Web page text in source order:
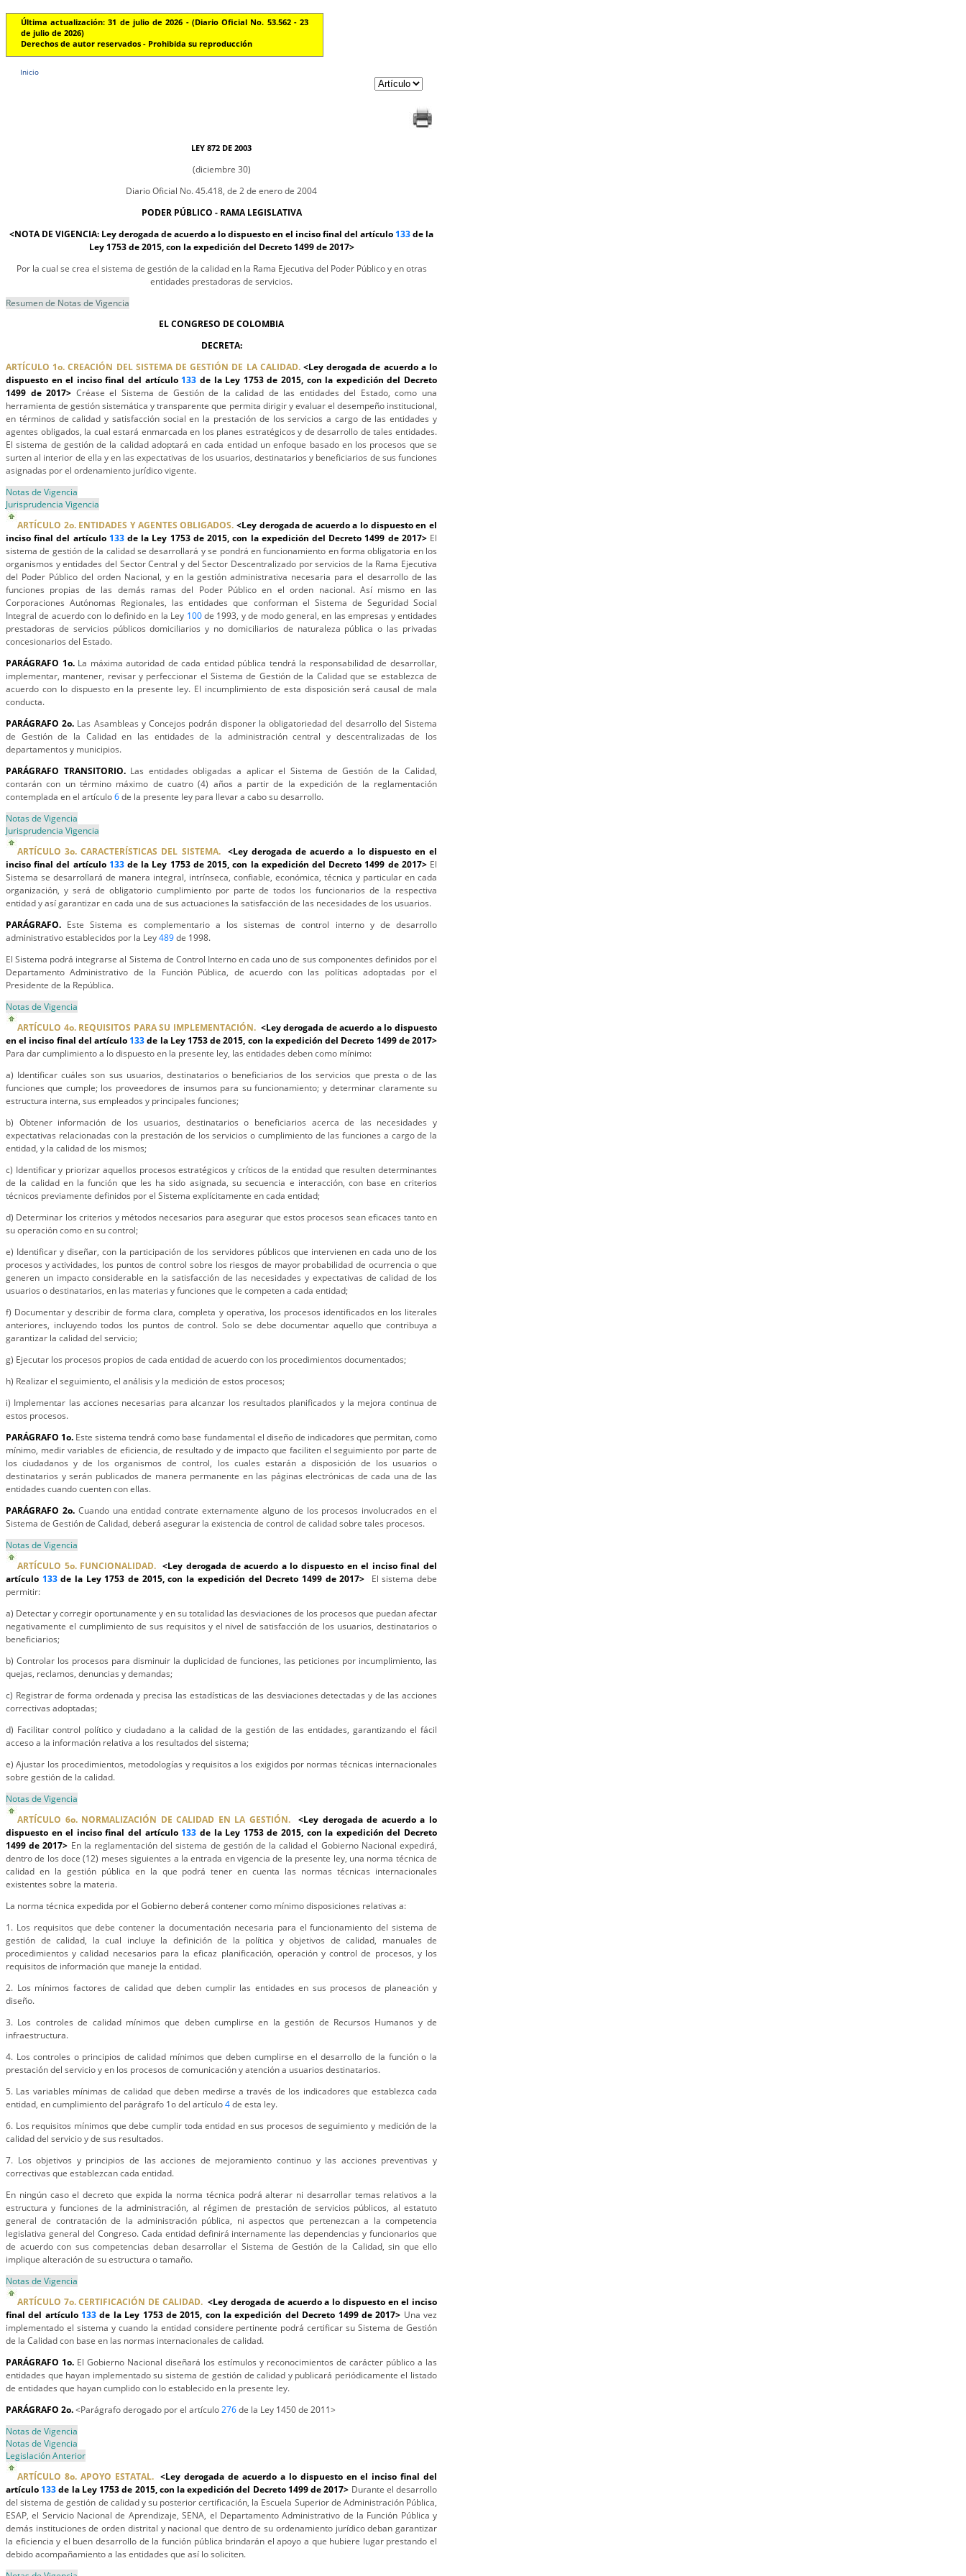
Última actualización: 31 de julio de 2026 - (Diario Oficial No. 53.562 - 23
de julio de 2026)
Derechos de autor reservados - Prohibida su reproducción
Inicio
LEY 872 DE 2003
(diciembre 30)
Diario Oficial No. 45.418, de 2 de enero de 2004
PODER PÚBLICO - RAMA LEGISLATIVA
<NOTA DE VIGENCIA: Ley derogada de acuerdo a lo dispuesto en el inciso final del artículo 133de la
Ley 1753 de 2015, con la expedición del Decreto 1499 de 2017>
Por la cual se crea el sistema de gestión de la calidad en la Rama Ejecutiva del Poder Público y en otras
entidades prestadoras de servicios.
Resumen de Notas de Vigencia
EL CONGRESO DE COLOMBIA
DECRETA:
ARTÍCULO 1o. CREACIÓN DEL SISTEMA DE GESTIÓN DE LA CALIDAD. <Ley derogada de acuerdo a lo
dispuesto en el inciso final del artículo 133 de la Ley 1753 de 2015, con la expedición del Decreto
1499 de 2017> Créase el Sistema de Gestión de la calidad de las entidades del Estado, como una
herramienta de gestión sistemática y transparente que permita dirigir y evaluar el desempeño institucional,
en términos de calidad y satisfacción social en la prestación de los servicios a cargo de las entidades y
agentes obligados, la cual estará enmarcada en los planes estratégicos y de desarrollo de tales entidades.
El sistema de gestión de la calidad adoptará en cada entidad un enfoque basado en los procesos que se
surten al interior de ella y en las expectativas de los usuarios, destinatarios y beneficiarios de sus funciones
asignadas por el ordenamiento jurídico vigente.
Notas de Vigencia
Jurisprudencia Vigencia
ARTÍCULO 2o. ENTIDADES Y AGENTES OBLIGADOS. <Ley derogada de acuerdo a lo dispuesto en el
inciso final del artículo 133de la Ley 1753 de 2015, con la expedición del Decreto 1499 de 2017> El
sistema de gestión de la calidad se desarrollará y se pondrá en funcionamiento en forma obligatoria en los
organismos y entidades del Sector Central y del Sector Descentralizado por servicios de la Rama Ejecutiva
del Poder Público del orden Nacional, y en la gestión administrativa necesaria para el desarrollo de las
funciones propias de las demás ramas del Poder Público en el orden nacional. Así mismo en las
Corporaciones Autónomas Regionales, las entidades que conforman el Sistema de Seguridad Social
Integral de acuerdo con lo definido en la Ley 100de 1993, y de modo general, en las empresas y entidades
prestadoras de servicios públicos domiciliarios y no domiciliarios de naturaleza pública o las privadas
concesionarios del Estado.
PARÁGRAFO 1o.La máxima autoridad de cada entidad pública tendrá la responsabilidad de desarrollar,
implementar, mantener, revisar y perfeccionar el Sistema de Gestión de la Calidad que se establezca de
acuerdo con lo dispuesto en la presente ley. El incumplimiento de esta disposición será causal de mala
conducta.
PARÁGRAFO 2o. Las Asambleas y Concejos podrán disponer la obligatoriedad del desarrollo del Sistema
de Gestión de la Calidad en las entidades de la administración central y descentralizadas de los
departamentos y municipios.
PARÁGRAFO TRANSITORIO.Las entidades obligadas a aplicar el Sistema de Gestión de la Calidad,
contarán con un término máximo de cuatro (4) años a partir de la expedición de la reglamentación
contemplada en el artículo6de la presente ley para llevar a cabo su desarrollo.
Notas de Vigencia
Jurisprudencia Vigencia
ARTÍCULO 3o. CARACTERÍSTICAS DEL SISTEMA.
<Ley derogada de acuerdo a lo dispuesto en el
inciso final del artículo 133de la Ley 1753 de 2015, con la expedición del Decreto 1499 de 2017> El
Sistema se desarrollará de manera integral, intrínseca, confiable, económica, técnica y particular en cada
organización, y será de obligatorio cumplimiento por parte de todos los funcionarios de la respectiva
entidad y así garantizar en cada una de sus actuaciones la satisfacción de las necesidades de los usuarios.
PARÁGRAFO. Este Sistema es complementario a los sistemas de control interno y de desarrollo
administrativo establecidos por la Ley489de 1998.
El Sistema podrá integrarse al Sistema de Control Interno en cada uno de sus componentes definidos por el
Departamento Administrativo de la Función Pública, de acuerdo con las políticas adoptadas por el
Presidente de la República.
Notas de Vigencia
ARTÍCULO 4o. REQUISITOS PARA SU IMPLEMENTACIÓN. <Ley derogada de acuerdo a lo dispuesto
en el inciso final del artículo 133de la Ley 1753 de 2015, con la expedición del Decreto 1499 de 2017>
Para dar cumplimiento a lo dispuesto en la presente ley, las entidades deben como mínimo:
a) Identificar cuáles son sus usuarios, destinatarios o beneficiarios de los servicios que presta o de las
funciones que cumple; los proveedores de insumos para su funcionamiento; y determinar claramente su
estructura interna, sus empleados y principales funciones;
b) Obtener información de los usuarios, destinatarios o beneficiarios acerca de las necesidades y
expectativas relacionadas con la prestación de los servicios o cumplimiento de las funciones a cargo de la
entidad, y la calidad de los mismos;
c) Identificar y priorizar aquellos procesos estratégicos y críticos de la entidad que resulten determinantes
de la calidad en la función que les ha sido asignada, su secuencia e interacción, con base en criterios
técnicos previamente definidos por el Sistema explícitamente en cada entidad;
d) Determinar los criterios y métodos necesarios para asegurar que estos procesos sean eficaces tanto en
su operación como en su control;
e) Identificar y diseñar, con la participación de los servidores públicos que intervienen en cada uno de los
procesos y actividades, los puntos de control sobre los riesgos de mayor probabilidad de ocurrencia o que
generen un impacto considerable en la satisfacción de las necesidades y expectativas de calidad de los
usuarios o destinatarios, en las materias y funciones que le competen a cada entidad;
f) Documentar y describir de forma clara, completa y operativa, los procesos identificados en los literales
anteriores, incluyendo todos los puntos de control. Solo se debe documentar aquello que contribuya a
garantizar la calidad del servicio;
g) Ejecutar los procesos propios de cada entidad de acuerdo con los procedimientos documentados;
h) Realizar el seguimiento, el análisis y la medición de estos procesos;
i) Implementar las acciones necesarias para alcanzar los resultados planificados y la mejora continua de
estos procesos.
PARÁGRAFO 1o. Este sistema tendrá como base fundamental el diseño de indicadores que permitan, como
mínimo, medir variables de eficiencia, de resultado y de impacto que faciliten el seguimiento por parte de
los ciudadanos y de los organismos de control, los cuales estarán a disposición de los usuarios o
destinatarios y serán publicados de manera permanente en las páginas electrónicas de cada una de las
entidades cuando cuenten con ellas.
PARÁGRAFO 2o.Cuando una entidad contrate externamente alguno de los procesos involucrados en el
Sistema de Gestión de Calidad, deberá asegurar la existencia de control de calidad sobre tales procesos.
Notas de Vigencia
ARTÍCULO 5o. FUNCIONALIDAD. <Ley derogada de acuerdo a lo dispuesto en el inciso final del
artículo 133de la Ley 1753 de 2015, con la expedición del Decreto 1499 de 2017>
El sistema debe
permitir:
a) Detectar y corregir oportunamente y en su totalidad las desviaciones de los procesos que puedan afectar
negativamente el cumplimiento de sus requisitos y el nivel de satisfacción de los usuarios, destinatarios o
beneficiarios;
b) Controlar los procesos para disminuir la duplicidad de funciones, las peticiones por incumplimiento, las
quejas, reclamos, denuncias y demandas;
c) Registrar de forma ordenada y precisa las estadísticas de las desviaciones detectadas y de las acciones
correctivas adoptadas;
d) Facilitar control político y ciudadano a la calidad de la gestión de las entidades, garantizando el fácil
acceso a la información relativa a los resultados del sistema;
e) Ajustar los procedimientos, metodologías y requisitos a los exigidos por normas técnicas internacionales
sobre gestión de la calidad.
Notas de Vigencia
ARTÍCULO 6o. NORMALIZACIÓN DE CALIDAD EN LA GESTIÓN.
<Ley derogada de acuerdo a lo
dispuesto en el inciso final del artículo 133 de la Ley 1753 de 2015, con la expedición del Decreto
1499 de 2017> En la reglamentación del sistema de gestión de la calidad el Gobierno Nacional expedirá,
dentro de los doce (12) meses siguientes a la entrada en vigencia de la presente ley, una norma técnica de
calidad en la gestión pública en la que podrá tener en cuenta las normas técnicas internacionales
existentes sobre la materia.
La norma técnica expedida por el Gobierno deberá contener como mínimo disposiciones relativas a:
1. Los requisitos que debe contener la documentación necesaria para el funcionamiento del sistema de
gestión de calidad, la cual incluye la definición de la política y objetivos de calidad, manuales de
procedimientos y calidad necesarios para la eficaz planificación, operación y control de procesos, y los
requisitos de información que maneje la entidad.
2. Los mínimos factores de calidad que deben cumplir las entidades en sus procesos de planeación y
diseño.
3. Los controles de calidad mínimos que deben cumplirse en la gestión de Recursos Humanos y de
infraestructura.
4. Los controles o principios de calidad mínimos que deben cumplirse en el desarrollo de la función o la
prestación del servicio y en los procesos de comunicación y atención a usuarios destinatarios.
5. Las variables mínimas de calidad que deben medirse a través de los indicadores que establezca cada
entidad, en cumplimiento del parágrafo 1o del artículo4de esta ley.
6. Los requisitos mínimos que debe cumplir toda entidad en sus procesos de seguimiento y medición de la
calidad del servicio y de sus resultados.
7. Los objetivos y principios de las acciones de mejoramiento continuo y las acciones preventivas y
correctivas que establezcan cada entidad.
En ningún caso el decreto que expida la norma técnica podrá alterar ni desarrollar temas relativos a la
estructura y funciones de la administración, al régimen de prestación de servicios públicos, al estatuto
general de contratación de la administración pública, ni aspectos que pertenezcan a la competencia
legislativa general del Congreso. Cada entidad definirá internamente las dependencias y funcionarios que
de acuerdo con sus competencias deban desarrollar el Sistema de Gestión de la Calidad, sin que ello
implique alteración de su estructura o tamaño.
Notas de Vigencia
ARTÍCULO 7o. CERTIFICACIÓN DE CALIDAD. <Ley derogada de acuerdo a lo dispuesto en el inciso
final del artículo 133 de la Ley 1753 de 2015, con la expedición del Decreto 1499 de 2017> Una vez
implementado el sistema y cuando la entidad considere pertinente podrá certificar su Sistema de Gestión
de la Calidad con base en las normas internacionales de calidad.
PARÁGRAFO 1o. El Gobierno Nacional diseñará los estímulos y reconocimientos de carácter público a las
entidades que hayan implementado su sistema de gestión de calidad y publicará periódicamente el listado
de entidades que hayan cumplido con lo establecido en la presente ley.
PARÁGRAFO 2o.<Parágrafo derogado por el artículo276de la Ley 1450 de 2011>
Notas de Vigencia
Notas de Vigencia
Legislación Anterior
ARTÍCULO 8o. APOYO ESTATAL. <Ley derogada de acuerdo a lo dispuesto en el inciso final del
artículo 133de la Ley 1753 de 2015, con la expedición del Decreto 1499 de 2017> Durante el desarrollo
del sistema de gestión de calidad y su posterior certificación, la Escuela Superior de Administración Pública,
ESAP, el Servicio Nacional de Aprendizaje, SENA, el Departamento Administrativo de la Función Pública y
demás instituciones de orden distrital y nacional que dentro de su ordenamiento jurídico deban garantizar
la eficiencia y el buen desarrollo de la función pública brindarán el apoyo a que hubiere lugar prestando el
debido acompañamiento a las entidades que así lo soliciten.